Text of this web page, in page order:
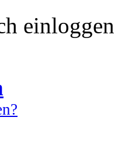
einloggen